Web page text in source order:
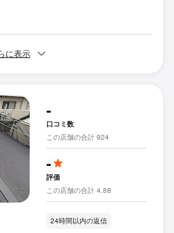
に表示
-
口コミ数
この店舗の合計 924
-
評価
この店舗の合計 4.88
24時間以内の返信